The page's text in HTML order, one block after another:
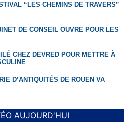
“LES CHEMINS DE TRAVERS”
DE CONSEIL OUVRE POUR LES
CHEZ DEVRED POUR METTRE À
D’ANTIQUITÉS DE ROUEN VA
AUJOURD'HUI